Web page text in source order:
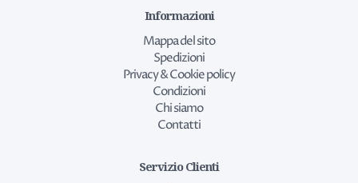
Informazioni
Mappa del sito
Spedizioni
Privacy & Cookie policy
Condizioni
Chi siamo
Contatti
Servizio Clienti